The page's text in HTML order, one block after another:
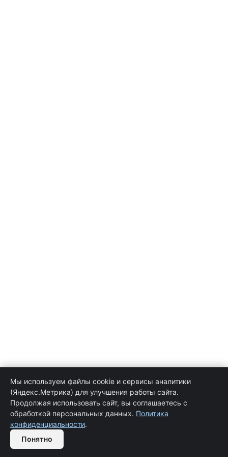
Мы используем файлы cookie и сервисы аналитики
(Яндекс.Метрика) для улучшения работы сайта.
Продолжая использовать сайт, вы соглашаетесь с
обработкой персональных данных. Политика
конфиденциальности.
Понятно